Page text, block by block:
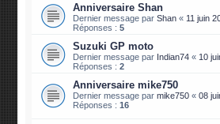
Anniversaire Shan
Dernier message parShan « 11 juin
Réponses :5
Suzuki GP moto
Dernier message par Indian74 « 10
Réponses :2
Anniversaire mike750
Dernier message parmike750 «08
Réponses :16